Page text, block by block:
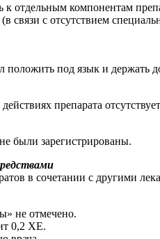
отдельным компонентам
связи с отсутствием
под язык и держать
препарата
были зарегистрированы.
в сочетании с другими
не отмечено.
0,2 ХЕ.